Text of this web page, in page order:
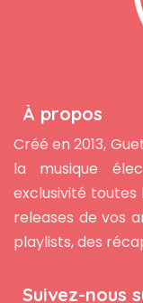
À propos
Créé en 2013,
la musique
exclusivité toutes
releases de vos
playlists, des
Suivez-nous